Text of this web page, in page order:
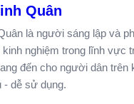
Quân
là người sáng lập và
nghiệm trong lĩnh vực
đến cho người dân
- dễ sử dụng.